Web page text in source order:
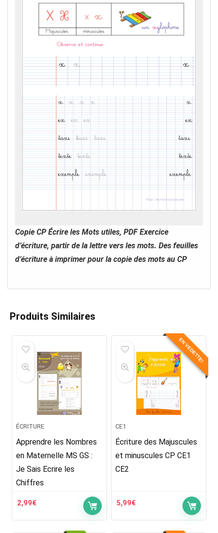
Copie CP Écrire les Mots utiles, PDF Exercice
d’écriture, partir de la lettre vers les mots. Des feuilles
d’écriture à imprimer pour la copie des mots au CP
Produits Similaires
ÉCRITURE
Apprendre les Nombres
en Maternelle MS GS :
Je Sais Ecrire les
Chiffres
2,99€
EN VEDETTE!
CE1
Écriture des Majuscules
et minuscules CP CE1
CE2
5,99€